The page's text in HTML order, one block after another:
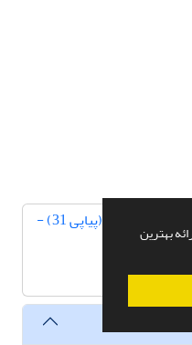
بهترین دوره 8، شماره 3 (پیاپی 31) -
پیاپی 31
67-88